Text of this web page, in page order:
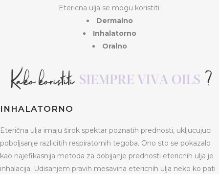
Etericna ulja se mogu koristiti:
Dermalno
Inhalatorno
Oralno
INHALATORNO
Eterična ulja imaju širok spektar poznatih prednosti, ukljucujuci
poboljsanje razlicitih respiratornih tegoba. Ono sto se pokazalo
kao najefikasnija metoda za dobijanje prednosti etericnih ulja je
inhalacija. Udisanjem pravih mesavina etericnih ulja neko ko pati